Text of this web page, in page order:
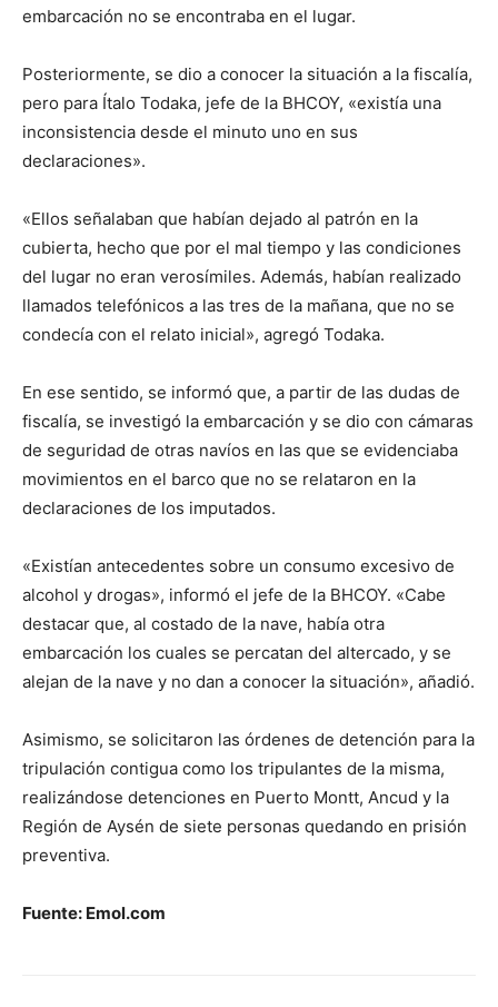
embarcación no se encontraba en el lugar.
Posteriormente, se dio a conocer la situación a la fiscalía,
pero para Ítalo Todaka, jefe de la BHCOY, «existía una
inconsistencia desde el minuto uno en sus
declaraciones».
«Ellos señalaban que habían dejado al patrón en la
cubierta, hecho que por el mal tiempo y las condiciones
del lugar no eran verosímiles. Además, habían realizado
llamados telefónicos a las tres de la mañana, que no se
condecía con el relato inicial», agregó Todaka.
En ese sentido, se informó que, a partir de las dudas de
fiscalía, se investigó la embarcación y se dio con cámaras
de seguridad de otras navíos en las que se evidenciaba
movimientos en el barco que no se relataron en la
declaraciones de los imputados.
«Existían antecedentes sobre un consumo excesivo de
alcohol y drogas», informó el jefe de la BHCOY. «Cabe
destacar que, al costado de la nave, había otra
embarcación los cuales se percatan del altercado, y se
alejan de la nave y no dan a conocer la situación», añadió.
Asimismo, se solicitaron las órdenes de detención para la
tripulación contigua como los tripulantes de la misma,
realizándose detenciones en Puerto Montt, Ancud y la
Región de Aysén de siete personas quedando en prisión
preventiva.
Fuente: Emol.com